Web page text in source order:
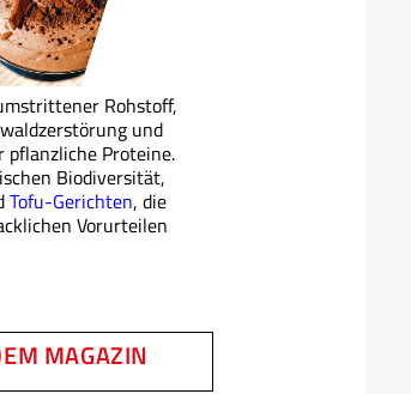
Rohstoff,
und
pflanzliche Proteine.
Biodiversität,
Tofu-Gerichten, die
Vorurteilen
MAGAZIN